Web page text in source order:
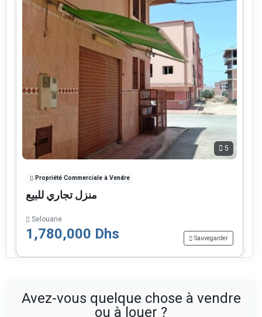
5
Propriété Commerciale à Vendre
منزل تجاري للبيع
Selouane
1,780,000 Dhs Sauvegarder
Avez-vous quelque chose à vendre
ou à louer ?